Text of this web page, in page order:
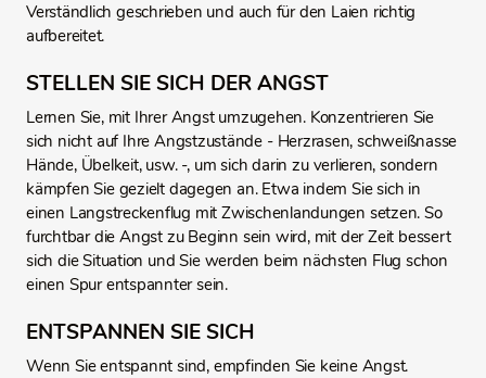
Verständlich geschrieben und auch für den Laien richtig
aufbereitet.
STELLEN SIE SICH DER ANGST
Lernen Sie, mit Ihrer Angst umzugehen. Konzentrieren Sie
sich nicht auf Ihre Angstzustände - Herzrasen, schweißnasse
Hände, Übelkeit, usw. -, um sich darin zu verlieren, sondern
kämpfen Sie gezielt dagegen an. Etwa indem Sie sich in
einen Langstreckenflug mit Zwischenlandungen setzen. So
furchtbar die Angst zu Beginn sein wird, mit der Zeit bessert
sich die Situation und Sie werden beim nächsten Flug schon
einen Spur entspannter sein.
ENTSPANNEN SIE SICH
Wenn Sie entspannt sind, empfinden Sie keine Angst.